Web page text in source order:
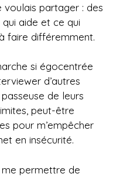
voulais partager : des
aide et ce qui
faire différemment.
si égocentrée
d’autres
de leurs
peut-être
pour m’empêcher
en insécurité.
me permettre de